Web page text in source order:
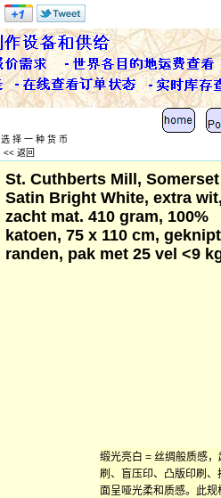
选 择 一 种 货 币
<< 返回
St. Cuthberts Mill, Somerset
Satin Bright White, extra
zacht mat. 410 gram, 100%
katoen, 75 x 110 cm,
randen, pak met 25 vel <9
缎光亮白 = 丝绸般质感
刷、盲压印、凸版印刷
面呈哑光柔和质感。此